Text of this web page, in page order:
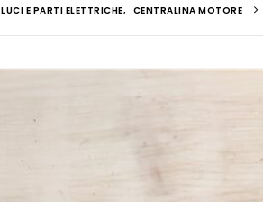
LUCI E PARTI ELETTRICHE, CENTRALINA MOTORE